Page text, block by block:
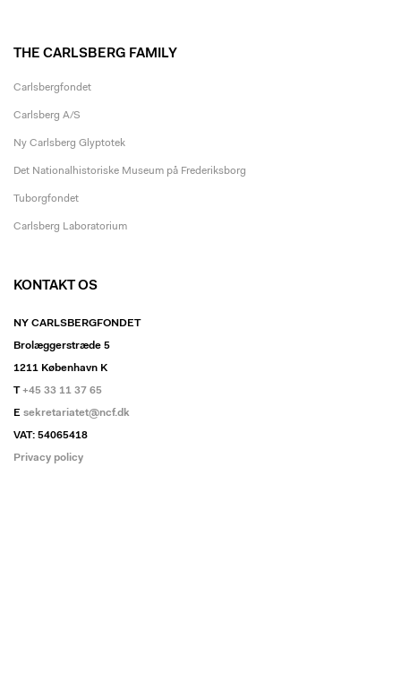
THE CARLSBERG FAMILY
Carlsbergfondet
Carlsberg A/S
Ny Carlsberg Glyptotek
Det Nationalhistoriske Museum på Frederiksborg
Tuborgfondet
Carlsberg Laboratorium
KONTAKT OS
NY CARLSBERGFONDET
Brolæggerstræde 5
1211 København K
T +45 33 11 37 65
E sekretariatet@ncf.dk
VAT: 54065418
Privacy policy